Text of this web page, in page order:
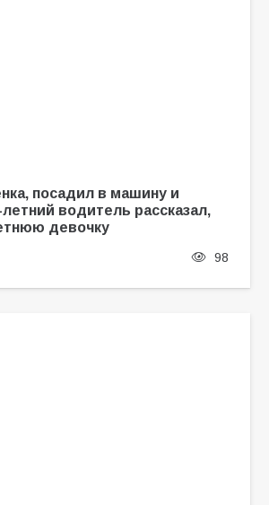
посадил в машину и
водитель рассказал,
девочку
98